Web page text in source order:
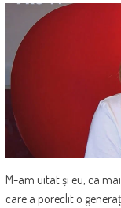
M-am uitat și eu, ca
care a poreclit o